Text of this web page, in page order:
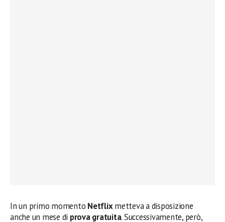
In un primo momento Netflixmetteva a disposizione
anche un mese di prova gratuita. Successivamente, però,